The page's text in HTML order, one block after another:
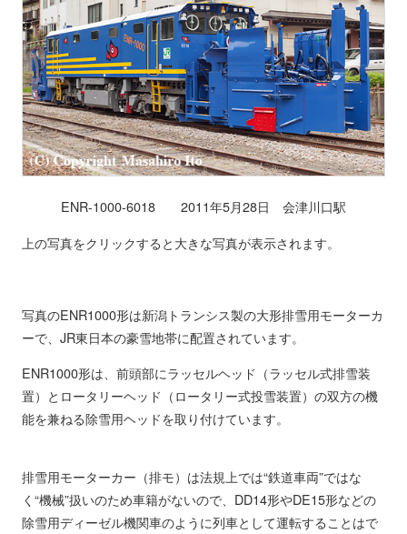
ENR-1000-6018 2011年5月28日 会津川口駅
上の写真をクリックすると大きな写真が表示されます。
写真のENR1000形は新潟トランシス製の大形排雪用モーターカ
ーで、JR東日本の豪雪地帯に配置されています。
ENR1000形は、前頭部にラッセルヘッド（ラッセル式排雪装
置）とロータリーヘッド（ロータリー式投雪装置）の双方の機
能を兼ねる除雪用ヘッドを取り付けています。
排雪用モーターカー（排モ）は法規上では“鉄道車両”ではな
く“機械”扱いのため車籍がないので、DD14形やDE15形などの
除雪用ディーゼル機関車のように列車として運転することはで